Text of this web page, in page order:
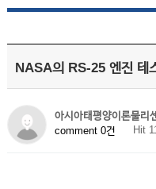
NASA의 RS-25 엔진 테
아시아태평양이론물리
comment 0건
Hit